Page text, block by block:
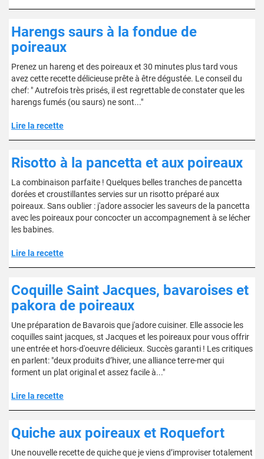
Harengs saurs à la fondue de
poireaux
Prenez un hareng et des poireaux et 30 minutes plus tard vous
avez cette recette délicieuse prête à être dégustée. Le conseil du
chef: " Autrefois très prisés, il est regrettable de constater que les
harengs fumés (ou saurs) ne sont..."
Lire la recette
Risotto à la pancetta et aux poireaux
La combinaison parfaite ! Quelques belles tranches de pancetta
dorées et croustillantes servies sur un risotto préparé aux
poireaux. Sans oublier : j'adore associer les saveurs de la pancetta
avec les poireaux pour concocter un accompagnement à se lécher
les babines.
Lire la recette
Coquille Saint Jacques, bavaroises et
pakora de poireaux
Une préparation de Bavarois que j'adore cuisiner. Elle associe les
coquilles saint jacques, st Jacques et les poireaux pour vous offrir
une entrée et hors-d'oeuvre délicieux. Succès garanti ! Les critiques
en parlent: "deux produits d’hiver, une alliance terre-mer qui
forment un plat original et assez facile à..."
Lire la recette
Quiche aux poireaux et Roquefort
Une nouvelle recette de quiche que je viens d’improviser totalement